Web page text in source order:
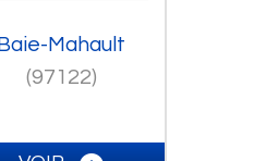
Mahault
(97122)